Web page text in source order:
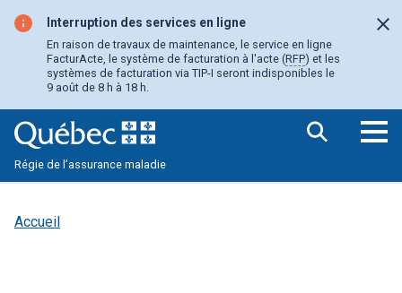
contenu
principal
Interruption des services en ligne
En raison de travaux de maintenance, le service en ligne
FacturActe, le système de facturation à l'acte (RFP) et les
systèmes de facturation via TIP-I seront indisponibles le
9 août de 8 h à 18 h.
Régie de l’assurance maladie
Accueil